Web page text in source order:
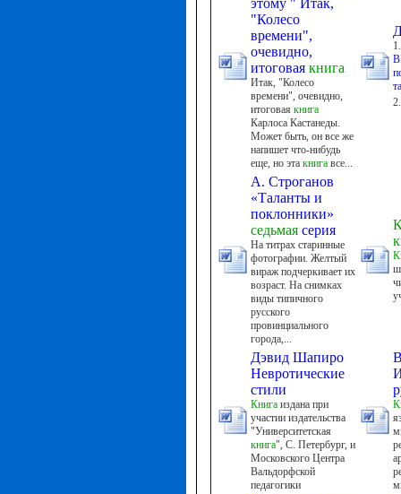
"Колесо
времени",
очевидно,
итоговая книга
Итак, "Колесо
времени", очевидно,
итоговая книга
Карлоса Кастанеды.
Может быть, он все же
напишет что-нибудь
еще, но эта книга все...
А. Строганов
«Таланты и
поклонники»
седьмая серия
На титрах старинные
фотографии. Желтый
вираж подчеркивает их
возраст. На снимках
виды типичного
русского
провинциального
города,...
Дэвид Шапиро
Невротические
стили
Книга издана при
участии издательства
"Университетская
книга", С. Петербург, и
Московского Центра
Вальдорфской
педагогики